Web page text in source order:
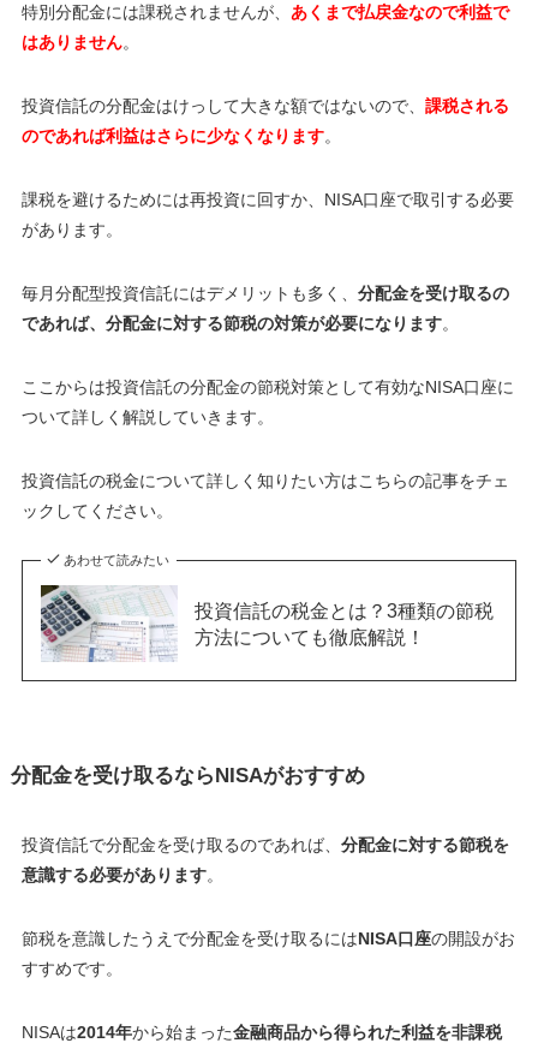
特別分配金には課税されませんが、 あくまで払戻金なので利益で
はありません。
投資信託の分配金はけっして大きな額ではないので、 課税される
のであれば利益はさらに少なくなります。
課税を避けるためには再投資に回すか、NISA口座で取引する必要
があります。
毎月分配型投資信託にはデメリットも多く、 分配金を受け取るの
であれば、分配金に対する節税の対策が必要になります。
ここからは投資信託の分配金の節税対策として有効なNISA口座に
ついて詳しく解説していきます。
投資信託の税金について詳しく知りたい方はこちらの記事をチェ
ックしてください。
あわせて読みたい
投資信託の税金とは？3種類の節税
方法についても徹底解説！
分配金を受け取るならNISAがおすすめ
投資信託で分配金を受け取るのであれば、 分配金に対する節税を
意識する必要があります。
節税を意識したうえで分配金を受け取るにはNISA口座の開設がお
すすめです。
NISAは2014年から始まった金融商品から得られた利益を非課税